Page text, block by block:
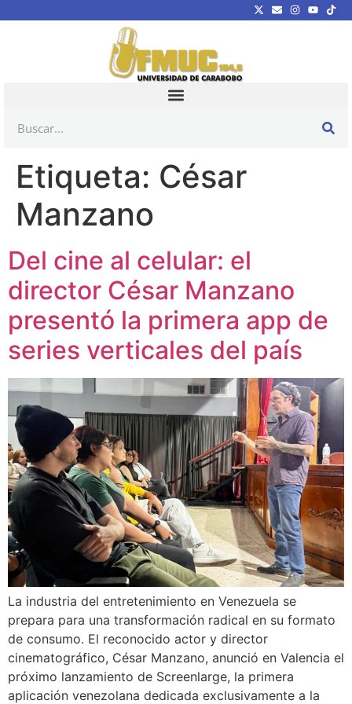
Etiqueta: César
Manzano
Del cine al celular: el
director César Manzano
presentó la primera app de
series verticales del país
La industria del entretenimiento en Venezuela se
prepara para una transformación radical en su formato
de consumo. El reconocido actor y director
cinematográfico, César Manzano, anunció en Valencia el
próximo lanzamiento de Screenlarge, la primera
aplicación venezolana dedicada exclusivamente a la